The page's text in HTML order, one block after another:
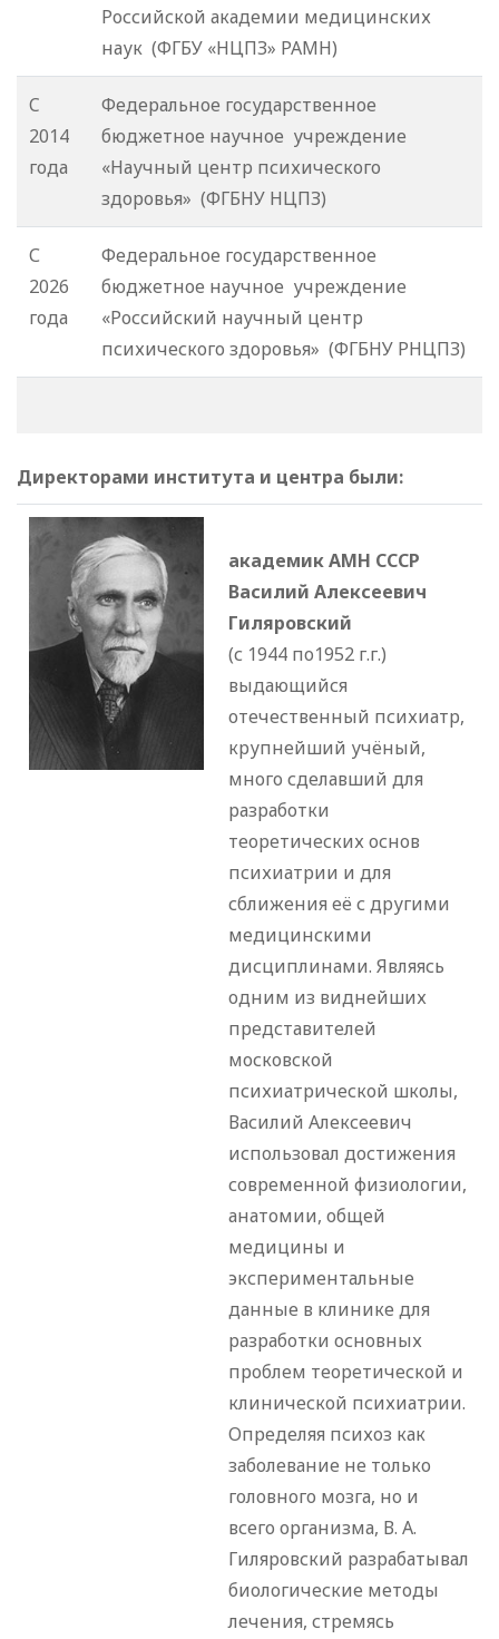
Российской академии медицинских
наук (ФГБУ «НЦПЗ» РАМН)
C
2014
года
Федеральное государственное
бюджетное научное учреждение
«Научный центр психического
здоровья» (ФГБНУ НЦПЗ)
С
2026
года
Федеральное государственное
бюджетное научное учреждение
«Российский научный центр
психического здоровья» (ФГБНУ РНЦПЗ)
Директорами института и центра были:
академик АМН СССР
Василий Алексеевич
Гиляровский
(с 1944 по1952 г.г.)
выдающийся
отечественный психиатр,
крупнейший учёный,
много сделавший для
разработки
теоретических основ
психиатрии и для
сближения её с другими
медицинскими
дисциплинами. Являясь
одним из виднейших
представителей
московской
психиатрической школы,
Василий Алексеевич
использовал достижения
современной физиологии,
анатомии, общей
медицины и
экспериментальные
данные в клинике для
разработки основных
проблем теоретической и
клинической психиатрии.
Определяя психоз как
заболевание не только
головного мозга, но и
всего организма, В. А.
Гиляровский разрабатывал
биологические методы
лечения, стремясь